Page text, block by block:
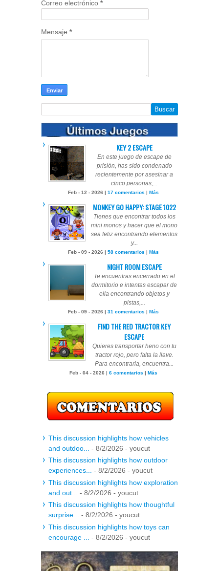
Correo electrónico *
Mensaje *
KEY 2 ESCAPE
En este juego de escape de
prisión, has sido condenado
recientemente por asesinar a
cinco personas,...
Feb - 12 - 2026 | 17 comentarios | Más
MONKEY GO HAPPY: STAGE 1022
Tienes que encontrar todos los
mini monos y hacer que el mono
sea feliz encontrando elementos
y...
Feb - 09 - 2026 | 58 comentarios | Más
NIGHT ROOM ESCAPE
Te encuentras encerrado en el
dormitorio e intentas escapar de
ella encontrando objetos y
pistas,...
Feb - 09 - 2026 | 31 comentarios | Más
FIND THE RED TRACTOR KEY
ESCAPE
Quieres transportar heno con tu
tractor rojo, pero falta la llave.
Para encontrarla, encuentra...
Feb - 04 - 2026 | 6 comentarios | Más
This discussion highlights how vehicles
and outdoo...
- 8/2/2026 - youcut
This discussion highlights how outdoor
experiences...
- 8/2/2026 - youcut
This discussion highlights how exploration
and out...
- 8/2/2026 - youcut
This discussion highlights how thoughtful
surprise...
- 8/2/2026 - youcut
This discussion highlights how toys can
encourage ...
- 8/2/2026 - youcut